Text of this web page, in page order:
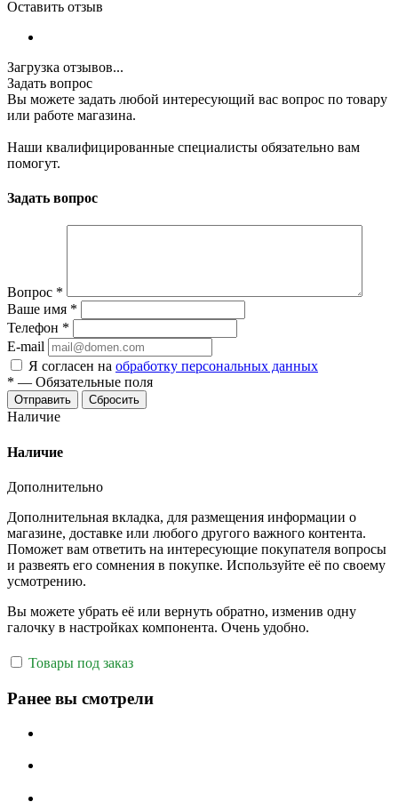
Оставить отзыв
Загрузка отзывов...
Задать вопрос
Вы можете задать любой интересующий вас вопрос по товару
или работе магазина.
Наши квалифицированные специалисты обязательно вам
помогут.
Задать вопрос
Вопрос *
Ваше имя *
Телефон *
E-mail
Я согласен на обработку персональных данных
* — Обязательные поля
Отправить Сбросить
Наличие
Наличие
Дополнительно
Дополнительная вкладка, для размещения информации о
магазине, доставке или любого другого важного контента.
Поможет вам ответить на интересующие покупателя вопросы
и развеять его сомнения в покупке. Используйте её по своему
усмотрению.
Вы можете убрать её или вернуть обратно, изменив одну
галочку в настройках компонента. Очень удобно.
Товары под заказ
Ранее вы смотрели